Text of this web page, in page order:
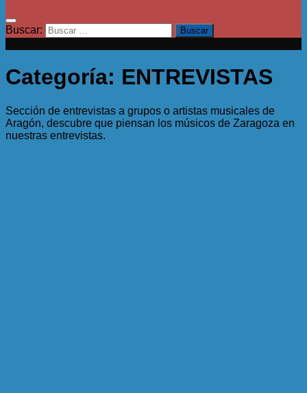
Buscar:
Categoría: ENTREVISTAS
Sección de entrevistas a grupos o artistas musicales de
Aragón, descubre que piensan los músicos de Zaragoza en
nuestras entrevistas.